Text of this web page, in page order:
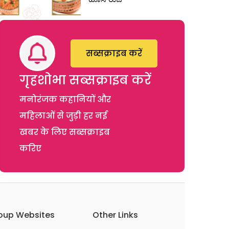
गृहशोभा सब्सक्राइब करें
मनोरंजक कहानियों और
महिलाओं से जुड़ी हर नई
खबर के लिए सब्सक्राइब
करिए
सब्सक्राइब करें
Websites Other Links